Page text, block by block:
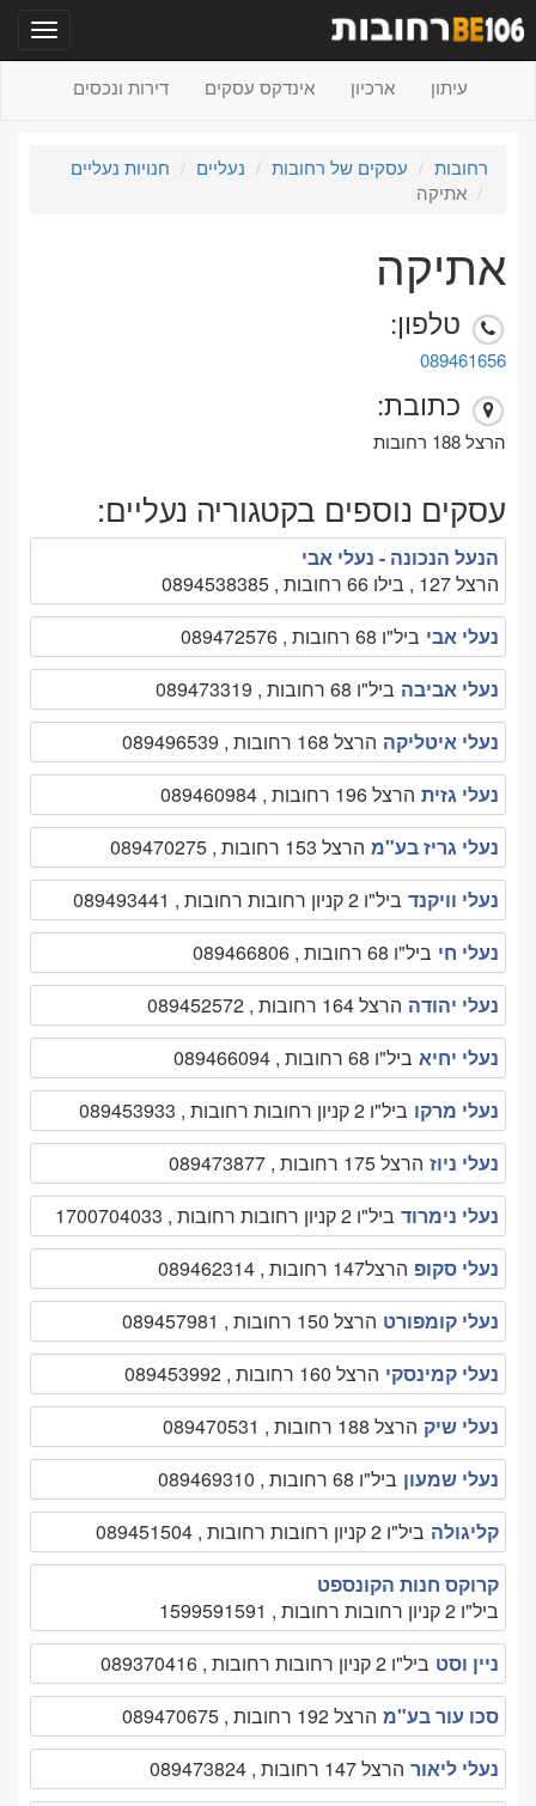
עיתון ארכיון אינדקס עסקים דירות ונכסים
רחובות עסקים של רחובות נעליים
חנויות נעליים
אתיקה
אתיקה
טלפון:
089461656
כתובת:
הרצל 188 רחובות
עסקים נוספים בקטגוריה נעליים:
הנעל הנכונה - נעלי אבי
הרצל 127 , בילו 66 רחובות , 0894538385
נעלי אבי ביל"ו 68 רחובות , 089472576
נעלי אביבה ביל"ו 68 רחובות , 089473319
נעלי איטליקה הרצל 168 רחובות , 089496539
נעלי גזית הרצל 196 רחובות , 089460984
נעלי גריז בע"מ הרצל 153 רחובות , 089470275
נעלי וויקנד ביל"ו 2 קניון רחובות רחובות , 089493441
נעלי חי ביל"ו 68 רחובות , 089466806
נעלי יהודה הרצל 164 רחובות , 089452572
נעלי יחיא ביל"ו 68 רחובות , 089466094
נעלי מרקו ביל"ו 2 קניון רחובות רחובות , 089453933
נעלי ניוז הרצל 175 רחובות , 089473877
נעלי נימרוד ביל"ו 2 קניון רחובות רחובות , 1700704033
נעלי סקופ הרצל147 רחובות , 089462314
נעלי קומפורט הרצל 150 רחובות , 089457981
נעלי קמינסקי הרצל 160 רחובות , 089453992
נעלי שיק הרצל 188 רחובות , 089470531
נעלי שמעון ביל"ו 68 רחובות , 089469310
קליגולה ביל"ו 2 קניון רחובות רחובות , 089451504
קרוקס חנות הקונספט
ביל"ו 2 קניון רחובות רחובות , 1599591591
ניין וסט ביל"ו 2 קניון רחובות רחובות , 089370416
סכו עור בע"מ הרצל 192 רחובות , 089470675
נעלי ליאור הרצל 147 רחובות , 089473824